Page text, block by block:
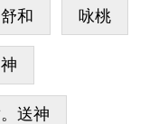
和 咏桃
送神